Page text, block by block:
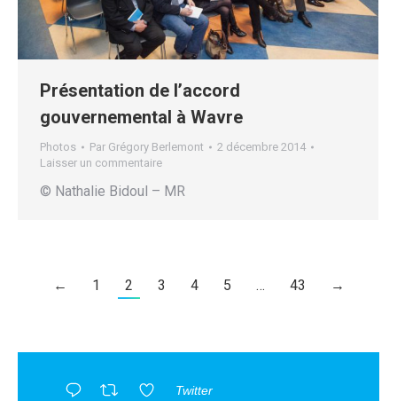
Présentation de l’accord
gouvernemental à Wavre
Photos Par Grégory Berlemont
2 décembre 2014
Laisser un commentaire
© Nathalie Bidoul – MR
← 1 2 3 4 5 … 43 →
Twitter